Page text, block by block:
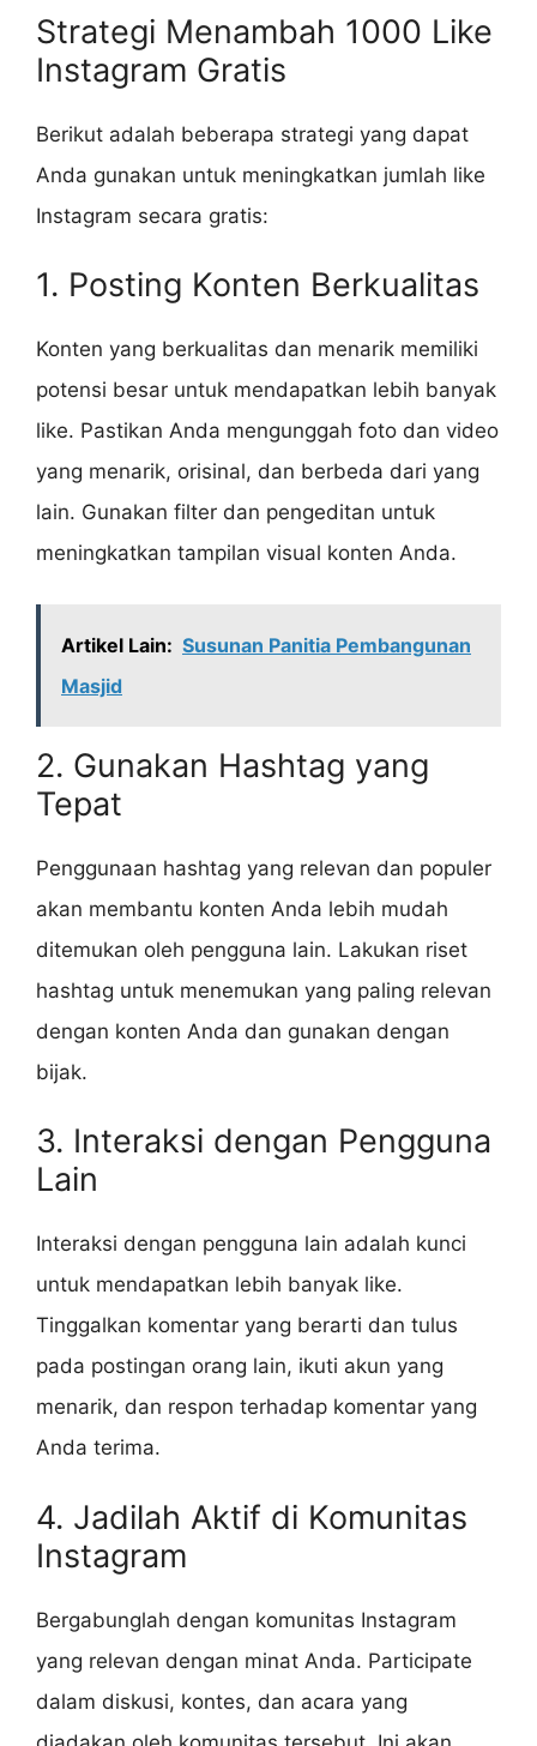
Strategi Menambah 1000 Like
Instagram Gratis
Berikut adalah beberapa strategi yang dapat
Anda gunakan untuk meningkatkan jumlah like
Instagram secara gratis:
1. Posting Konten Berkualitas
Konten yang berkualitas dan menarik memiliki
potensi besar untuk mendapatkan lebih banyak
like. Pastikan Anda mengunggah foto dan video
yang menarik, orisinal, dan berbeda dari yang
lain. Gunakan filter dan pengeditan untuk
meningkatkan tampilan visual konten Anda.
Artikel Lain: Susunan Panitia Pembangunan
Masjid
2. Gunakan Hashtag yang
Tepat
Penggunaan hashtag yang relevan dan populer
akan membantu konten Anda lebih mudah
ditemukan oleh pengguna lain. Lakukan riset
hashtag untuk menemukan yang paling relevan
dengan konten Anda dan gunakan dengan
bijak.
3. Interaksi dengan Pengguna
Lain
Interaksi dengan pengguna lain adalah kunci
untuk mendapatkan lebih banyak like.
Tinggalkan komentar yang berarti dan tulus
pada postingan orang lain, ikuti akun yang
menarik, dan respon terhadap komentar yang
Anda terima.
4. Jadilah Aktif di Komunitas
Instagram
Bergabunglah dengan komunitas Instagram
yang relevan dengan minat Anda. Participate
dalam diskusi, kontes, dan acara yang